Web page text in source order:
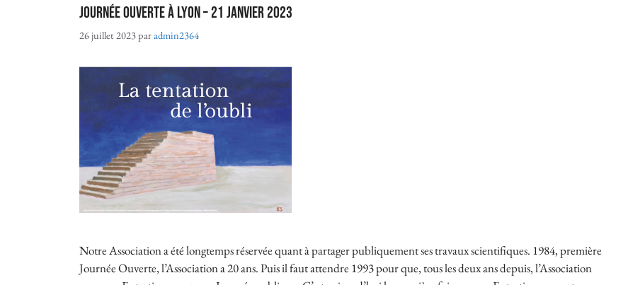
Journée ouverte à Lyon – 21 janvier 2023
26 juillet 2023paradmin2364
Notre Association a été longtemps réservée quant à partager publiquement ses travaux scientifiques. 1984, première
Journée Ouverte, l’Association a 20 ans. Puis il faut attendre 1993 pour que, tous les deux ans depuis, l’Association